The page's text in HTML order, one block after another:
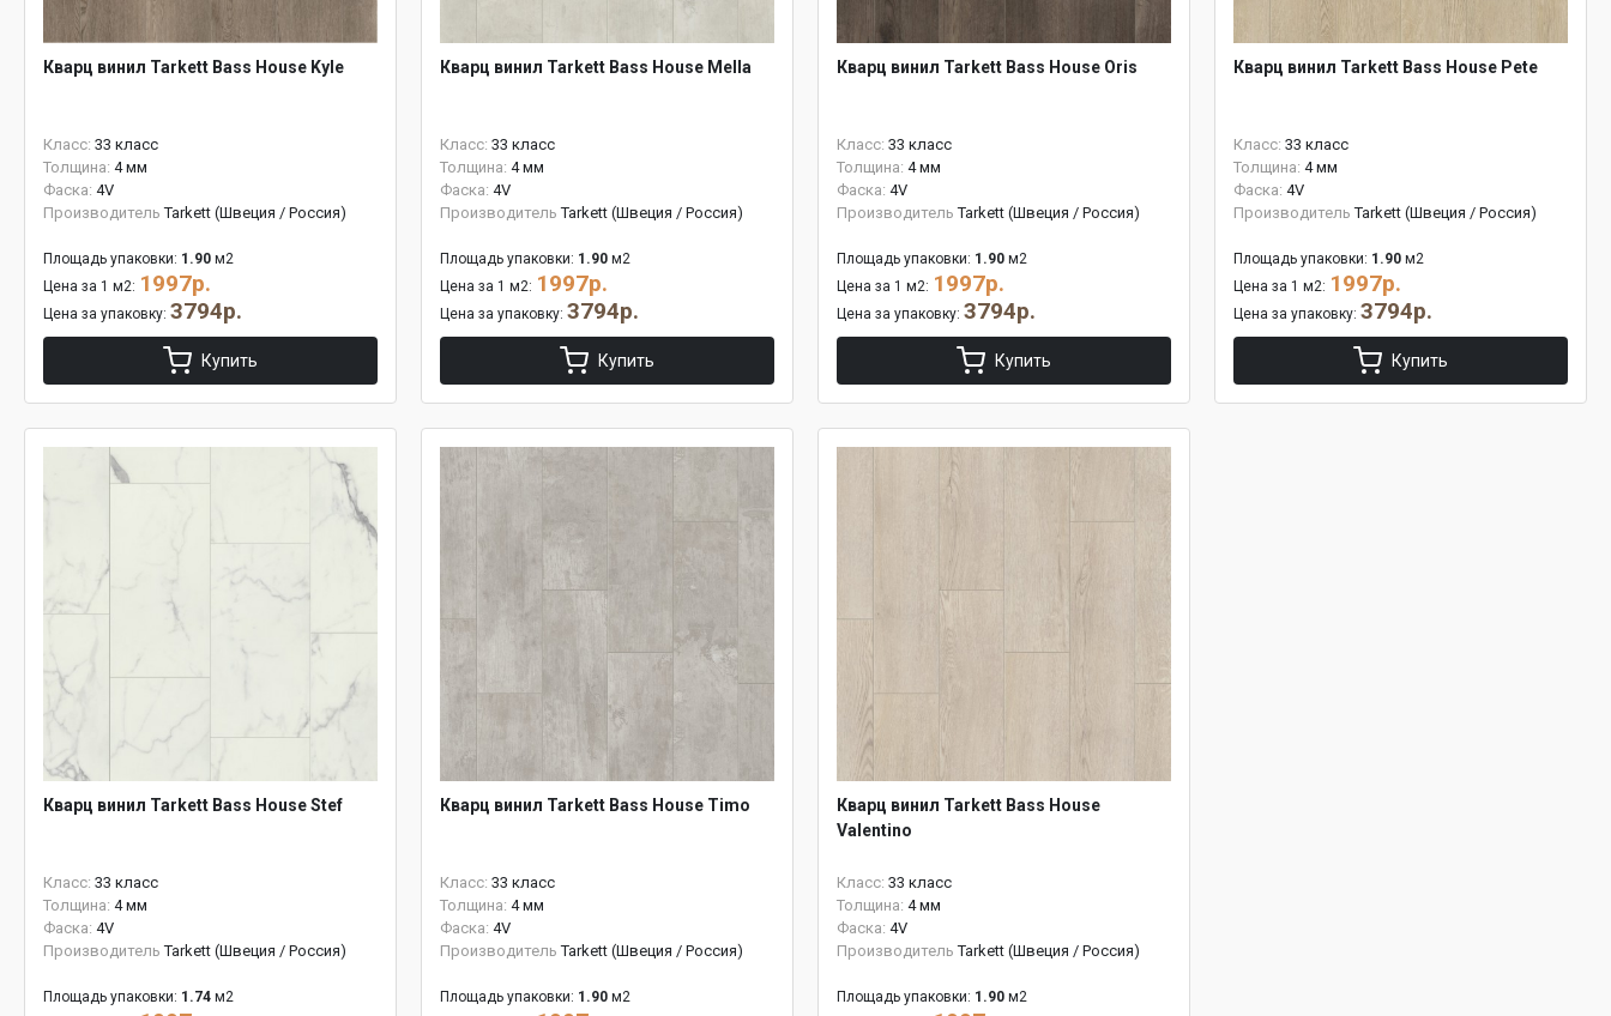
Кварц винил Tarkett Bass House Kyle
Класс: 33 класс
Толщина: 4 мм
Фаска: 4V
Производитель Tarkett (Швеция / Россия)
Площадь упаковки: 1.90 м2
Цена за 1 м2: 1997р.
Цена за упаковку: 3794р.
Купить
Кварц винил Tarkett Bass House Mella
Класс: 33 класс
Толщина: 4 мм
Фаска: 4V
Производитель Tarkett (Швеция / Россия)
Площадь упаковки: 1.90 м2
Цена за 1 м2: 1997р.
Цена за упаковку: 3794р.
Купить
Кварц винил Tarkett Bass House Oris
Класс: 33 класс
Толщина: 4 мм
Фаска: 4V
Производитель Tarkett (Швеция / Россия)
Площадь упаковки: 1.90 м2
Цена за 1 м2: 1997р.
Цена за упаковку: 3794р.
Купить
Кварц винил Tarkett Bass House Pete
Класс: 33 класс
Толщина: 4 мм
Фаска: 4V
Производитель Tarkett (Швеция / Россия)
Площадь упаковки: 1.90 м2
Цена за 1 м2: 1997р.
Цена за упаковку: 3794р.
Купить
Кварц винил Tarkett Bass House Stef
Класс: 33 класс
Толщина: 4 мм
Фаска: 4V
Производитель Tarkett (Швеция / Россия)
Площадь упаковки: 1.74 м2
Кварц винил Tarkett Bass House Timo
Класс: 33 класс
Толщина: 4 мм
Фаска: 4V
Производитель Tarkett (Швеция / Россия)
Площадь упаковки: 1.90 м2
Кварц винил Tarkett Bass House
Valentino
Класс: 33 класс
Толщина: 4 мм
Фаска: 4V
Производитель Tarkett (Швеция / Россия)
Площадь упаковки: 1.90 м2